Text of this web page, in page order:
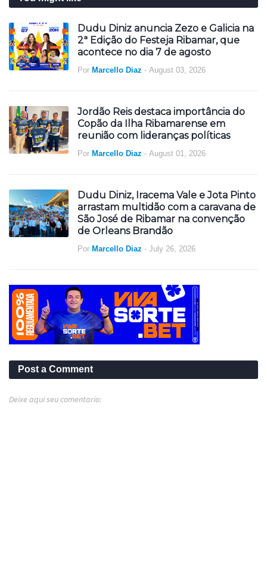
Dudu Diniz anuncia Zezo e Galicia na
2ª Edição do Festeja Ribamar, que
acontece no dia 7 de agosto
Por Marcello Diaz - August 03, 2026
Jordão Reis destaca importância do
Copão da Ilha Ribamarense em
reunião com lideranças políticas
Por Marcello Diaz - August 01, 2026
Dudu Diniz, Iracema Vale e Jota Pinto
arrastam multidão com a caravana de
São José de Ribamar na convenção
de Orleans Brandão
Por Marcello Diaz - July 26, 2026
Post a Comment
Deixe aqui seu comentario: